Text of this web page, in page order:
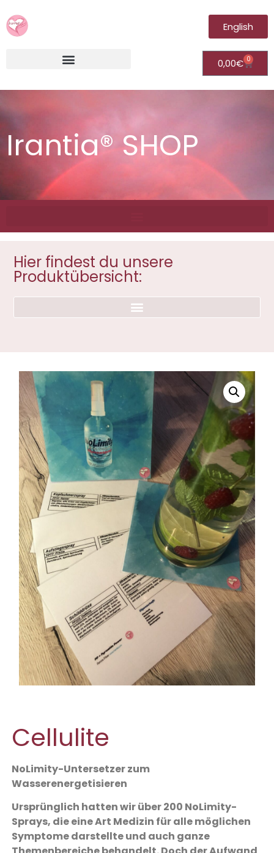
English
0,00€ 0
Irantia® SHOP
Hier findest du unsere
Produktübersicht:
Cellulite
NoLimity-Untersetzer zum
Wasserenergetisieren
Ursprünglich hatten wir über 200 NoLimity-
Sprays, die eine Art Medizin für alle möglichen
Symptome darstellte und auch ganze